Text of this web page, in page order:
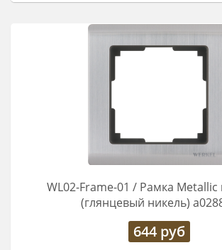
WL02-Frame-01 / Рамка Metallic
(глянцевый никель)
644руб